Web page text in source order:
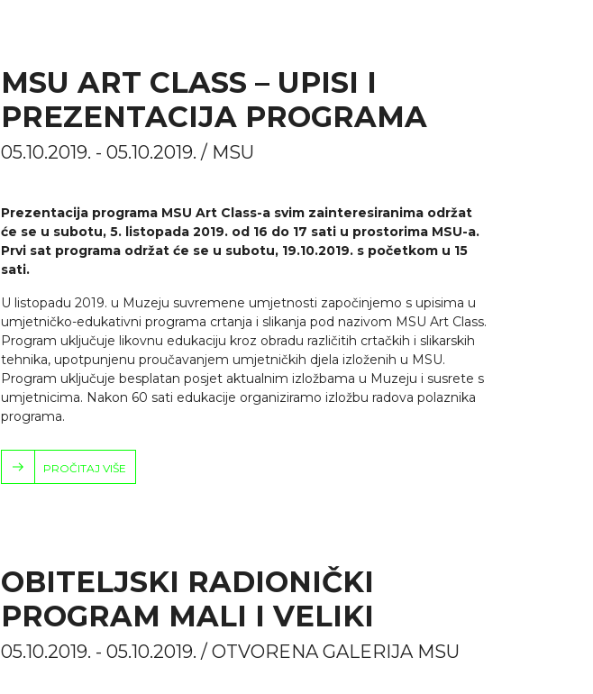
MSU ART CLASS – UPISI I
PREZENTACIJA PROGRAMA
05.10.2019. - 05.10.2019. / MSU
Prezentacija programa MSU Art Class-a svim zainteresiranima održat
će se u subotu, 5. listopada 2019. od 16 do 17 sati u prostorima MSU-a.
Prvi sat programa održat će se u subotu, 19.10.2019. s početkom u 15
sati.
U listopadu 2019. u Muzeju suvremene umjetnosti započinjemo s upisima u
umjetničko-edukativni programa crtanja i slikanja pod nazivom MSU Art Class.
Program uključuje likovnu edukaciju kroz obradu različitih crtačkih i slikarskih
tehnika, upotpunjenu proučavanjem umjetničkih djela izloženih u MSU.
Program uključuje besplatan posjet aktualnim izložbama u Muzeju i susrete s
umjetnicima. Nakon 60 sati edukacije organiziramo izložbu radova polaznika
programa.
PROČITAJ VIŠE
OBITELJSKI RADIONIČKI
PROGRAM MALI I VELIKI
05.10.2019. - 05.10.2019. / OTVORENA GALERIJA MSU